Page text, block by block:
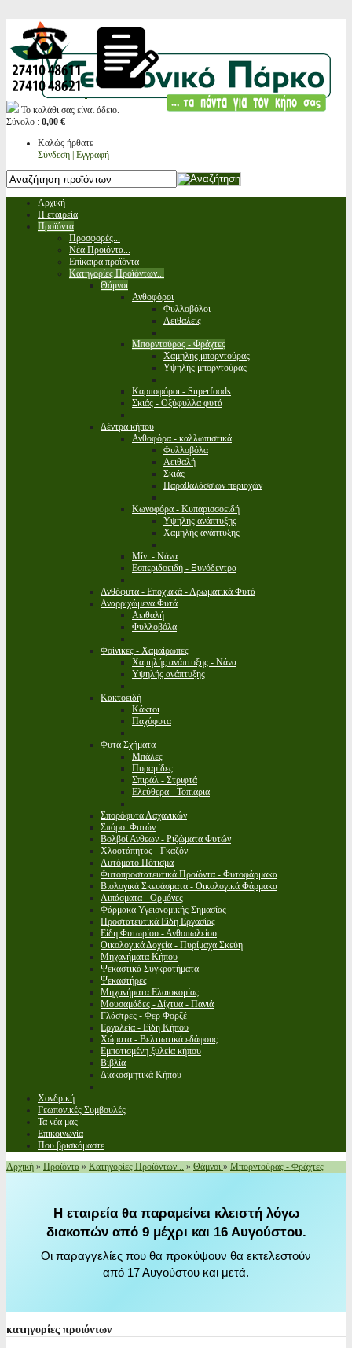
Το καλάθι σας είναι άδειο.
Σύνολο : 0,00 €
Καλώς ήρθατε
Σύνδεση | Εγγραφή
Αρχική
Η εταιρεία
Προϊόντα
Προσφορές...
Νέα Προϊόντα...
Επίκαιρα προϊόντα
Κατηγορίες Προϊόντων...
Θάμνοι
Ανθοφόροι
Φυλλοβόλοι
Αειθαλείς
Μπορντούρας - Φράχτες
Χαμηλής μπορντούρας
Υψηλής μπορντούρας
Καρποφόροι - Superfoods
Σκιάς - Οξύφυλλα φυτά
Δέντρα κήπου
Ανθοφόρα - καλλωπιστικά
Φυλλοβόλα
Αειθαλή
Σκιάς
Παραθαλάσσιων περιοχών
Κωνοφόρα - Κυπαρισσοειδή
Υψηλής ανάπτυξης
Χαμηλής ανάπτυξης
Μίνι - Νάνα
Εσπεριδοειδή - Ξυνόδεντρα
Ανθόφυτα - Εποχιακά - Αρωματικά Φυτά
Αναρριχώμενα Φυτά
Αειθαλή
Φυλλοβόλα
Φοίνικες - Χαμαίρωπες
Χαμηλής ανάπτυξης - Νάνα
Υψηλής ανάπτυξης
Κακτοειδή
Κάκτοι
Παχύφυτα
Φυτά Σχήματα
Μπάλες
Πυραμίδες
Σπιράλ - Στριφτά
Ελεύθερα - Τοπιάρια
Σπορόφυτα Λαχανικών
Σπόροι Φυτών
Βολβοί Ανθεων - Ριζώματα Φυτών
Χλοοτάπητας - Γκαζόν
Αυτόματο Πότισμα
Φυτοπροστατευτικά Προϊόντα - Φυτοφάρμακα
Βιολογικά Σκευάσματα - Οικολογικά Φάρμακα
Λιπάσματα - Ορμόνες
Φάρμακα Υγειονομικής Σημασίας
Προστατευτικά Είδη Εργασίας
Είδη Φυτωρίου - Ανθοπωλείου
Οικολογικά Δοχεία - Πυρίμαχα Σκεύη
Μηχανήματα Κήπου
Ψεκαστικά Συγκροτήματα
Ψεκαστήρες
Μηχανήματα Ελαιοκομίας
Μουσαμάδες - Δίχτυα - Πανιά
Γλάστρες - Φερ Φορζέ
Εργαλεία - Είδη Κήπου
Χώματα - Βελτιωτικά εδάφους
Εμποτισμένη ξυλεία κήπου
Βιβλία
Διακοσμητικά Κήπου
Χονδρική
Γεωπονικές Συμβουλές
Τα νέα μας
Επικοινωνία
Που βρισκόμαστε
Αρχική » Προϊόντα » Κατηγορίες Προϊόντων... » Θάμνοι » Μπορντούρας - Φράχτες
Η εταιρεία θα παραμείνει κλειστή λόγω
διακοπών από 9 μέχρι και 16 Αυγούστου.
Οι παραγγελίες που θα προκύψουν θα εκτελεστούν
από 17 Αυγούστου και μετά.
κατηγορίες προιόντων